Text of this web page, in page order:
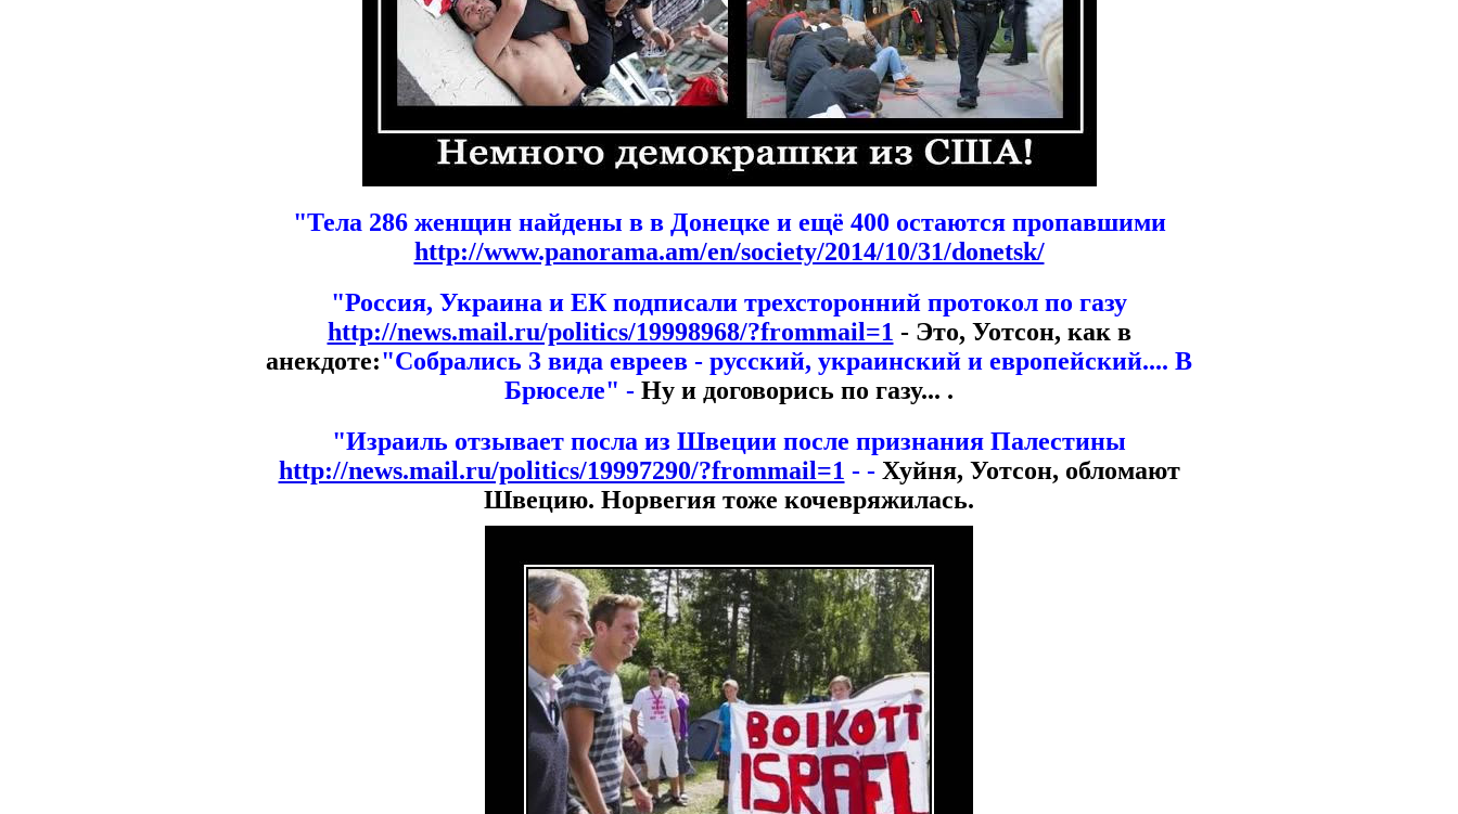
"Тела 286 женщин найдены в в Донецке и ещё 400 остаются пропавшими
http://www.panorama.am/en/society/2014/10/31/donetsk/
"Россия, Украина и ЕК подписали трехсторонний протокол по газу
http://news.mail.ru/politics/19998968/?frommail=1 - Это, Уотсон, как в
анекдоте:"Собрались 3 вида евреев - русский, украинский и европейский.... В
Брюселе" - Ну и договорись по газу... .
"Израиль отзывает посла из Швеции после признания Палестины
http://news.mail.ru/politics/19997290/?frommail=1 - - Хуйня, Уотсон, обломают
Швецию. Норвегия тоже кочевряжилась.